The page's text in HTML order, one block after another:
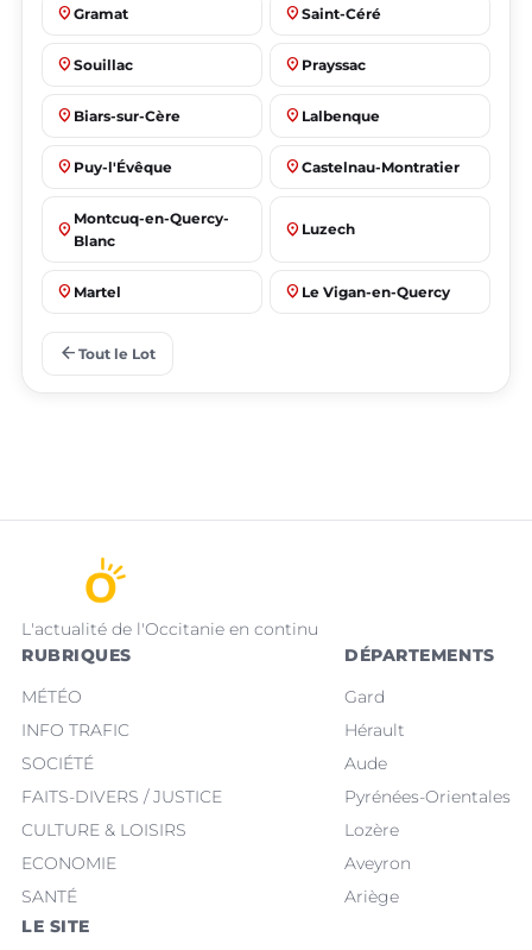
place Gramat place Saint-Céré
place Souillac place Prayssac
place Biars-sur-Cère place Lalbenque
place Puy-l'Évêque place Castelnau-Montratier
place
Montcuq-en-Quercy-
Blanc
place Luzech
place Martel place Le Vigan-en-Quercy
place
arrow_back Tout le Lot
L'actualité de l'Occitanie en continu
RUBRIQUES
MÉTÉO
INFO TRAFIC
SOCIÉTÉ
FAITS-DIVERS / JUSTICE
CULTURE & LOISIRS
ECONOMIE
SANTÉ
DÉPARTEMENTS
Gard
Hérault
Aude
Pyrénées-Orientales
Lozère
Aveyron
Ariège
LE SITE